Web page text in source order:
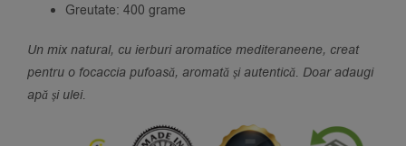
Greutate: 400 grame
Un mix natural, cu ierburi aromatice mediteraneene, creat
pentru o focaccia pufoasă, aromată și autentică. Doar adaugi
apă și ulei.